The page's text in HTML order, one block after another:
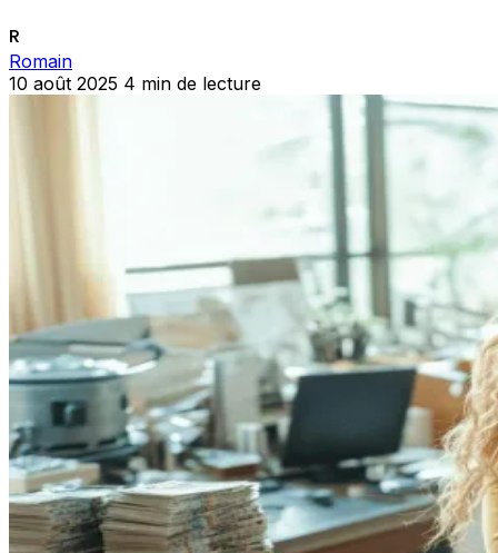
R
Romain
10 août 2025 4 min de lecture